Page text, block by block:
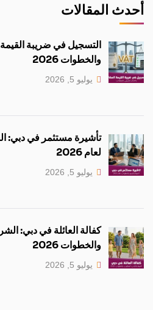
أحدث المقالات
التسجيل في ضريبة
والخطوات 2026
يوليو 5, 2026
تأشيرة مستثمر في دبي:
لعام 2026
يوليو 5, 2026
كفالة العائلة في دبي:
والخطوات 2026
يوليو 5, 2026